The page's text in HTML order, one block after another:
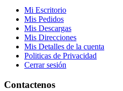
Mi Escritorio
Mis Pedidos
Mis Descargas
Mis Direcciones
Mis Detalles de la cuenta
Politicas de Privacidad
Cerrar sesión
Contactenos